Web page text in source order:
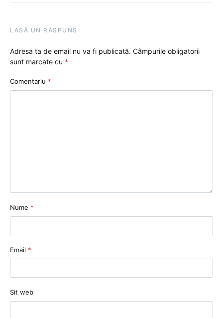
LASĂ UN RĂSPUNS
Adresa ta de email nu va fi publicată. Câmpurile obligatorii
sunt marcate cu *
Comentariu *
Nume *
Email *
Sit web